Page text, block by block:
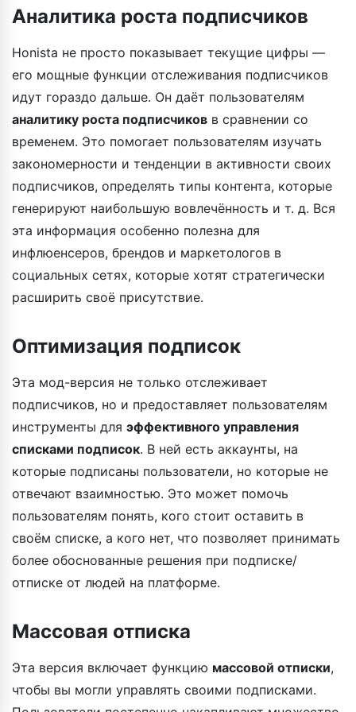
Аналитика роста подписчиков
Honista не просто показывает текущие цифры —
его мощные функции отслеживания подписчиков
идут гораздо дальше. Он даёт пользователям
аналитику роста подписчиков в сравнении со
временем. Это помогает пользователям изучать
закономерности и тенденции в активности своих
подписчиков, определять типы контента, которые
генерируют наибольшую вовлечённость и т. д. Вся
эта информация особенно полезна для
инфлюенсеров, брендов и маркетологов в
социальных сетях, которые хотят стратегически
расширить своё присутствие.
Оптимизация подписок
Эта мод-версия не только отслеживает
подписчиков, но и предоставляет пользователям
инструменты для эффективного управления
списками подписок. В ней есть аккаунты, на
которые подписаны пользователи, но которые не
отвечают взаимностью. Это может помочь
пользователям понять, кого стоит оставить в
своём списке, а кого нет, что позволяет принимать
более обоснованные решения при подписке/
отписке от людей на платформе.
Массовая отписка
Эта версия включает функцию массовой отписки,
чтобы вы могли управлять своими подписками.